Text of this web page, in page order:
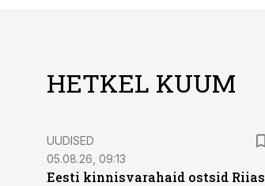
HETKEL KUUM
UUDISED
05.08.26, 09:13
Eesti kinnisvarahaid ostsid Riias